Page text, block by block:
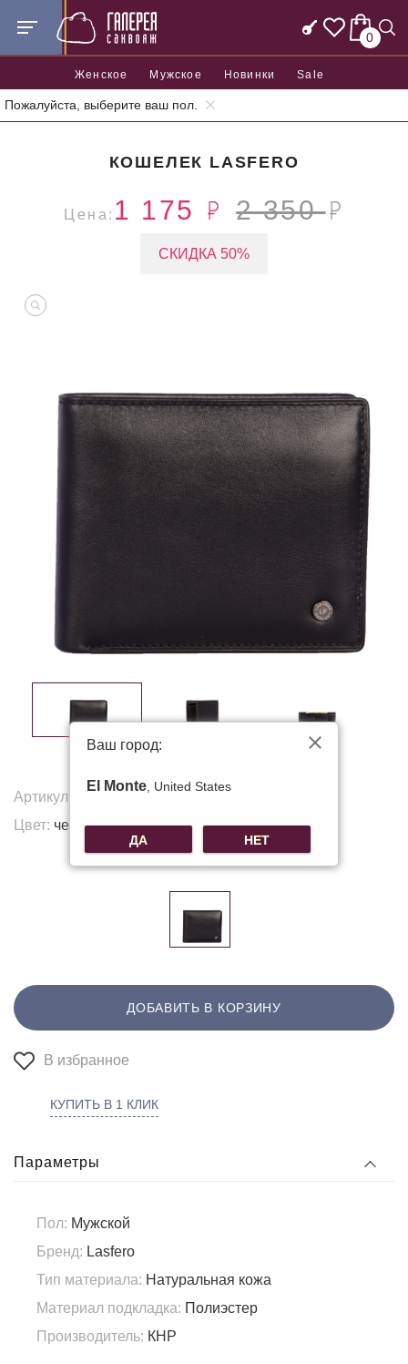
0
Женское Мужское Новинки Sale
Пожалуйста, выберите ваш пол.
Главная Аксессуары Кошельки
КОШЕЛЕК LASFERO
Цена: 1 175 2 350
СКИДКА 50%
Артикул:
Цвет: черный
Другие цвета:
ДОБАВИТЬ В КОРЗИНУ
В избранное
КУПИТЬ В 1 КЛИК
Параметры
Пол: Мужской
Бренд: Lasfero
Тип материала: Натуральная кожа
Материал подкладка: Полиэстер
Производитель: КНР
Ваш город:
El Monte , United States
ДА НЕТ